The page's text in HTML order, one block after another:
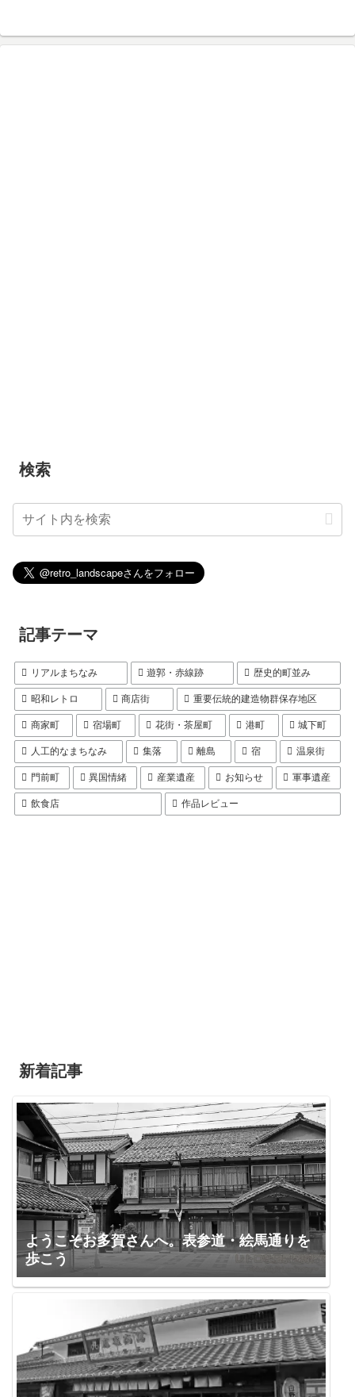
検索
記事テーマ
リアルまちなみ 遊郭・赤線跡 歴史的町並み
昭和レトロ 商店街 重要伝統的建造物群保存地区
商家町 宿場町 花街・茶屋町 港町 城下町
人工的なまちなみ 集落 離島 宿 温泉街
門前町 異国情緒 産業遺産 お知らせ 軍事遺産
飲食店 作品レビュー
新着記事
ようこそお多賀さんへ。表参道・絵馬通りを
歩こう